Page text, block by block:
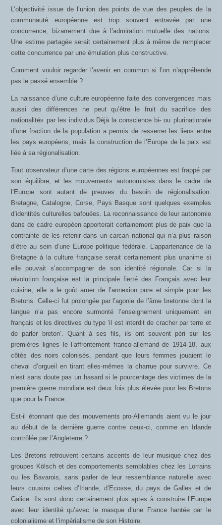
L’objectivité issue de l’union des points de vue des peuples de la
communauté européenne est trop souvent entravée par une
concurrence, bizarrement due à l’admiration mutuelle des nations.
Une estime partagée serait certainement plus à même de remplacer
cette concurrence par une émulation plus constructive.
Comment vouloir regarder l’avenir en commun si l’on n’appréhende
pas le passé ensemble ?
La naissance d’une culture européenne faite des convergences mais
aussi des différences ne peut qu’être le fruit du sacrifice des
nationalités par les individus.Déjà la conscience bi- ou plurinationale
d’une fraction de la population a permis de resserrer les liens entre
les pays européens, mais la construction de l’Europe de la paix est
liée à sa régionalisation.
Tout observateur d’une carte des régions européennes est frappé par
son équilibre, et les mouvements autonomistes dans le cadre de
l’Europe sont autant de preuves du besoin de régionalisation.
Bretagne, Catalogne, Corse, Pays Basque sont quelques exemples
d’identités culturelles bafouées. La reconnaissance de leur autonomie
dans de cadre européen apporterait certainement plus de paix que la
contrainte de les retenir dans un carcan national qui n’a plus raison
d’être au sein d’une Europe politique fédérale. L’appartenance de la
Bretagne à la culture française serait certainement plus unanime si
elle pouvait s’accompagner de son identité régionale. Car si la
révolution française est la principale fierté des Français avec leur
cuisine, elle a le goût amer de l’annexion pure et simple pour les
Bretons. Celle-ci fut prolongée par l’agonie de l’âme bretonne dont la
langue n’a pas encore surmonté l’enseignement uniquement en
français et les directives du type ’il est interdit de cracher par terre et
de parler breton’. Quant à ses fils, ils ont souvent péri sur les
premières lignes le l’affrontement franco-allemand de 1914-18, aux
côtés des noirs colonisés, pendant que leurs femmes jouaient le
cheval d’orgueil en tirant elles-mêmes la charrue pour survivre. Ce
n’est sans doute pas un hasard si le pourcentage des victimes de la
première guerre mondiale est deux fois plus élevée pour les Bretons
que pour la France.
Est-il étonnant que des mouvements pro-Allemands aient vu le jour
au début de la dernière guerre contre ceux-ci, comme en Irlande
contrôlée par l’Angleterre ?
Les Bretons retrouvent certains accents de leur musique chez des
groupes Kölsch et des comportements semblables chez les Lorrains
ou les Bavarois, sans parler de leur ressemblance naturelle avec
leurs cousins celtes d’Irlande, d’Ecosse, du pays de Galles et de
Galice. Ils sont donc certainement plus aptes à construire l’Europe
avec leur identité qu’avec le masque d’une France hantée par le
colonialisme et l’impérialisme de son Histoire.